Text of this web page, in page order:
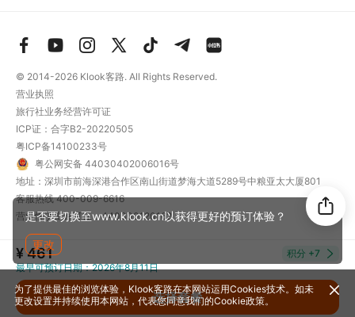
是否要切换至www.klook.cn以获得更好的预订体验？
更改
¥ 461 积分 +7
最早可预订日期：2026年8月11日
选择套餐
© 2014-2026 Klook客路. All Rights Reserved.
营业执照
旅行社业务经营许可证
ICP证：合字B2-20220505
粤ICP备14100233号
粤公网安备 44030402006016号
地址：深圳市前海深港合作区南山街道梦海大道5289号中粮亚太大厦801
客服热线 400-009-6616
营业性演出许可证：440300120162
为了提供最佳的浏览体验，Klook客路在本网站运用Cookies技术。如未
更改设置并持续使用本网站，代表您同意我们的Cookie政策。